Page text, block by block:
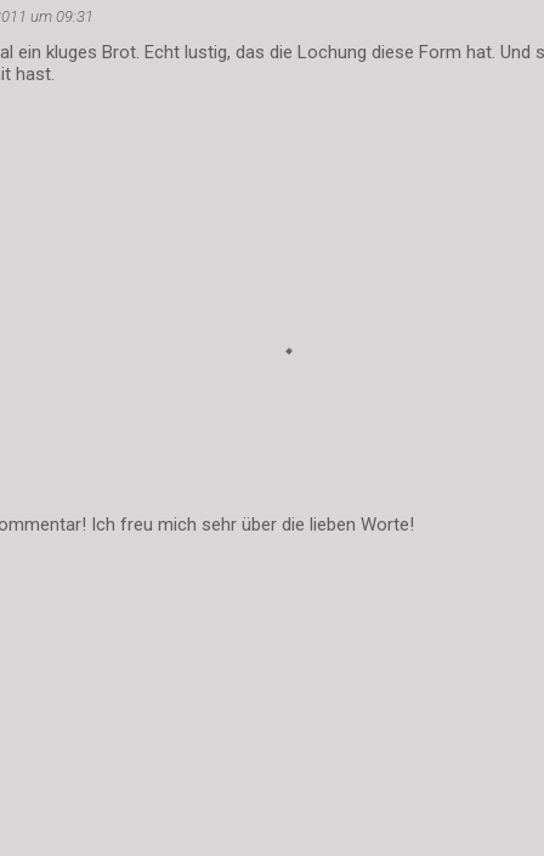
um 09:31
ein kluges Brot. Echt lustig, das die Lochung diese Form hat. Und
hast.
Ich freu mich sehr über die lieben Worte!